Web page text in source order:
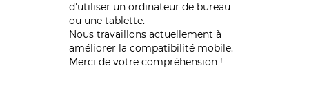
d'utiliser un ordinateur de bureau
ou une tablette.
Nous travaillons actuellement à
améliorer la compatibilité mobile.
Merci de votre compréhension !